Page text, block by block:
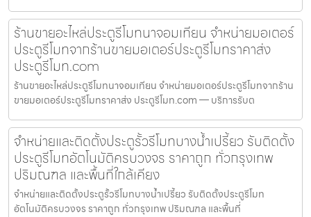
ร้านขายอะไหล่ประตูรีโมทนาจอมเทียน จำหน่ายมอเตอร์
ประตูรีโมทจากร้านขายมอเตอร์ประตูรีโมทราคาส่ง
ประตูรีโมท.com
ร้านขายอะไหล่ประตูรีโมทนาจอมเทียน จำหน่ายมอเตอร์ประตูรีโมทจากร้าน
ขายมอเตอร์ประตูรีโมทราคาส่ง ประตูรีโมท.com — บริการรับต
จำหน่ายและติดตั้งประตูรั้วรีโมทบางน้ำเปรี้ยว รับติดตั้ง
ประตูรีโมทอัตโนมัติครบวงจร ราคาถูก ทั่วกรุงเทพ
ปริมณฑล และพื้นที่ใกล้เคียง
จำหน่ายและติดตั้งประตูรั้วรีโมทบางน้ำเปรี้ยว รับติดตั้งประตูรีโมท
อัตโนมัติครบวงจร ราคาถูก ทั่วกรุงเทพ ปริมณฑล และพื้นที่